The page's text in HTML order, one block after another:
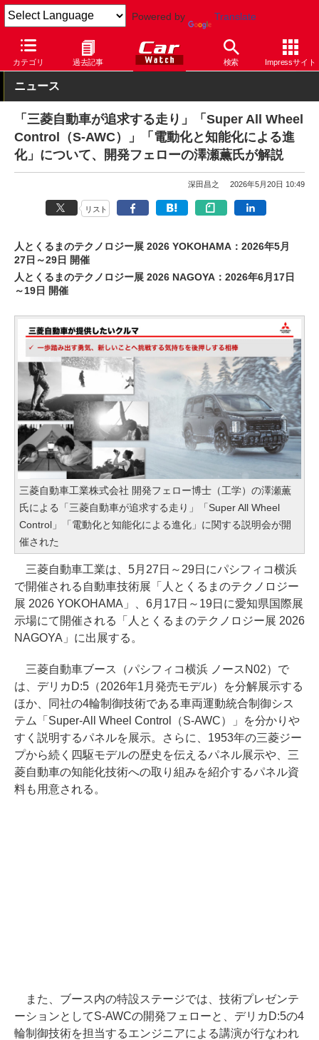
Powered by Translate
カテゴリ 過去記事 検索 Impressサイト
Car Watch イベント 人とくるまのテクノロジー展 2026
ニュース
「三菱自動車が追求する走り」「Super All Wheel
Control（S-AWC）」「電動化と知能化による進
化」について、開発フェローの澤瀬薫氏が解説
深田昌之 2026年5月20日 10:49
リスト
人とくるまのテクノロジー展 2026 YOKOHAMA：2026年5月
27日～29日 開催
人とくるまのテクノロジー展 2026 NAGOYA：2026年6月17日
～19日 開催
三菱自動車工業株式会社 開発フェロー博士（工学）の澤瀬薫
氏による「三菱自動車が追求する走り」「Super All Wheel
Control」「電動化と知能化による進化」に関する説明会が開
催された
三菱自動車工業は、5月27日～29日にパシフィコ横浜
で開催される自動車技術展「人とくるまのテクノロジー
展 2026 YOKOHAMA」、6月17日～19日に愛知県国際展
示場にて開催される「人とくるまのテクノロジー展 2026
NAGOYA」に出展する。
三菱自動車ブース（パシフィコ横浜 ノースN02）で
は、デリカD:5（2026年1月発売モデル）を分解展示する
ほか、同社の4輪制御技術である車両運動統合制御シス
テム「Super-All Wheel Control（S-AWC）」を分かりや
すく説明するパネルを展示。さらに、1953年の三菱ジー
プから続く四駆モデルの歴史を伝えるパネル展示や、三
菱自動車の知能化技術への取り組みを紹介するパネル資
料も用意される。
また、ブース内の特設ステージでは、技術プレゼンテ
ーションとしてS-AWCの開発フェローと、デリカD:5の4
輪制御技術を担当するエンジニアによる講演が行なわれ